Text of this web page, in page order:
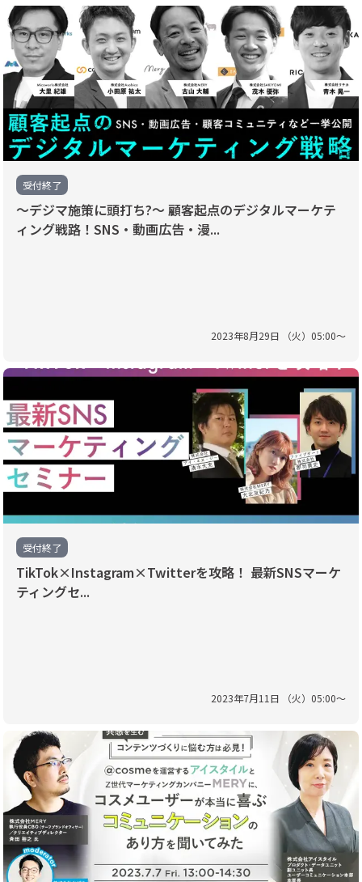
受付終了
〜デジマ施策に頭打ち?〜 顧客起点のデジタルマーケテ
ィング戦路！SNS・動画広告・漫...
2023年8月29日 （火） 05:00〜
受付終了
TikTok×Instagram×Twitterを攻略！ 最新SNSマーケ
ティングセ...
2023年7月11 日 （火） 05:00〜